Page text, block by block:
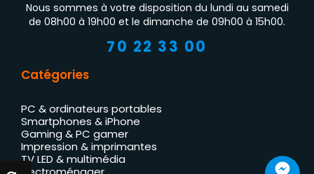
Nous sommes à votre disposition du lundi au samedi
de 08h00 à 19h00 et le dimanche de 09h00 à 15h00.
70 22 33 00
Catégories
PC & ordinateurs portables
Smartphones & iPhone
Gaming & PC gamer
Impression & imprimantes
TV LED & multimédia